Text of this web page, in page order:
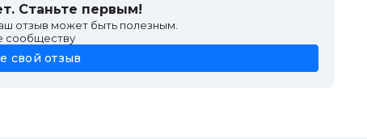
380 ₽
300 ₽
Станьте первым!
отзыв может быть полезным.
сообществу
свой отзыв